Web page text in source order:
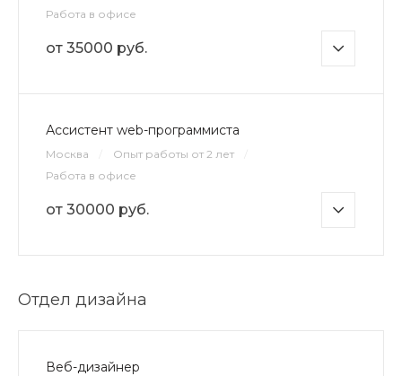
Работа в офисе
от 35000 руб.
Ассистент web-программиста
Москва Опыт работы от 2 лет
Работа в офисе
от 30000 руб.
Отдел дизайна
Веб-дизайнер